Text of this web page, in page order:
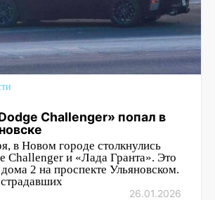
Challenger» попал в
в Новом городе столкнулись
Challenger и «Лада Гранта». Это
2 на проспекте Ульяновском.
26.01.2026